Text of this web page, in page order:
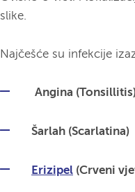
slike.
Najčešće su infekcije
Angina
Šarlah (Scarlatina)
Erizipel (Crveni